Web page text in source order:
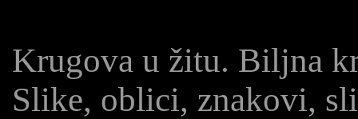
Krugova u žitu. Biljna
Slike, oblici, znakovi,